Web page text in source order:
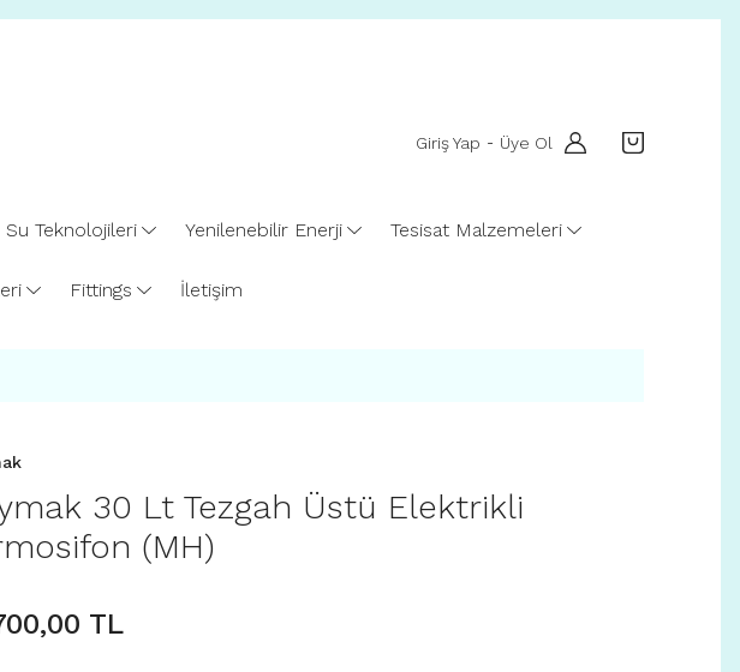
Giriş Yap - Üye Ol
Su Teknolojileri Yenilenebilir Enerji Tesisat Malzemeleri
Fittings İletişim
30 Lt Tezgah Üstü Elektrikli
(MH)
TL